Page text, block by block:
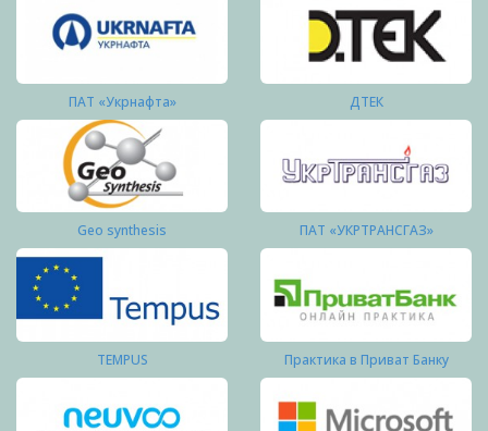
ПАТ «Укрнафта» ДТЕК
Geo synthesis ПАТ «УКРТРАНСГАЗ»
TEMPUS Практика в Приват Банку